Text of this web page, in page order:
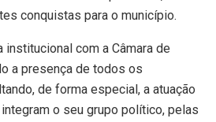
conquistas para o município.
institucional com a Câmara de
a presença de todos os
de forma especial, a atuação
o seu grupo político, pelas